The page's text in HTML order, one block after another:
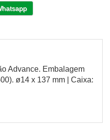
Advance. Embalagem
ø14 x 137 mm | Caixa: